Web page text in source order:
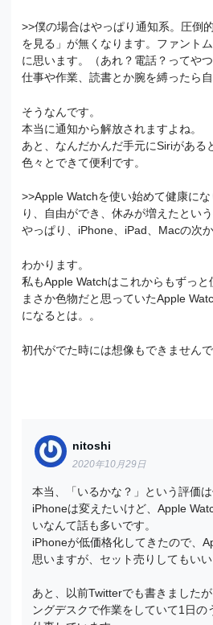
>>僕の場合はやっぱり通知系。圧倒
を見る」が無くなります。ファント
に思います。（あれ？電話？ってやつ
仕事や作業、読書とか腕を縛ったら自
そうなんです。
本当に通知から解放されますよね。
あと、なんだかんだ手元にSiriがある
色々とできて便利です。
>>Apple Watchを使い始めて健康に
り、自由ができ、休みが増えたとい
やっぱり、iPhone、iPad、Macの次か
わかります。
私もApple Watchはこれからもずっと
まさか色物だと思っていたApple
になるとは。。
初代がでた時には想像もできませんで
nitoshi
2020年10月29日
本当、「いるかな？」という評価は
iPhoneは変えたいけど、Apple
いなんて話も多いです。
iPhoneが低価格化してきたので、
思いますが、セット売りしてもい
あと、以前Twitterでも書きました
ングデスクで作業をしていて1日の